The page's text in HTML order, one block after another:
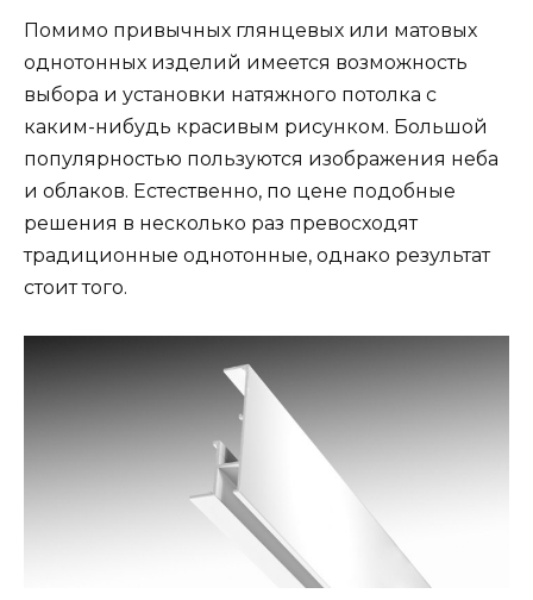
Помимо привычных глянцевых или матовых
однотонных изделий имеется возможность
выбора и установки натяжного потолка с
каким-нибудь красивым рисунком. Большой
популярностью пользуются изображения неба
и облаков. Естественно, по цене подобные
решения в несколько раз превосходят
традиционные однотонные, однако результат
стоит того.